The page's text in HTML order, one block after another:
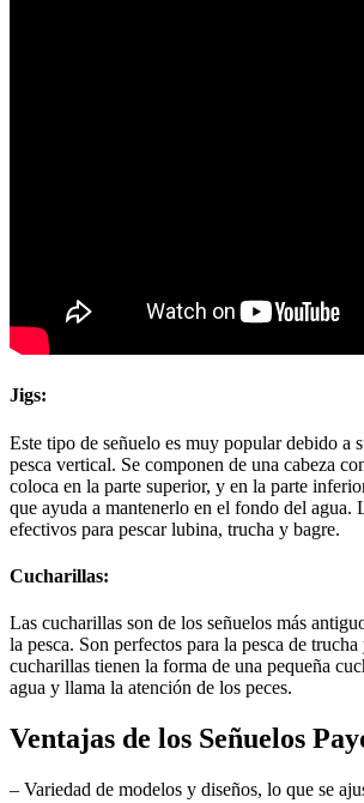
Jigs:
Este tipo de señuelo es muy popular debido a
pesca vertical. Se componen de una cabeza
coloca en la parte superior, y en la parte
que ayuda a mantenerlo en el fondo del agua.
efectivos para pescar lubina, trucha y bagre.
Cucharillas:
Las cucharillas son de los señuelos más
la pesca. Son perfectos para la pesca de
cucharillas tienen la forma de una pequeña
agua y llama la atención de los peces.
Ventajas de los Señuelos
– Variedad de modelos y diseños, lo que se